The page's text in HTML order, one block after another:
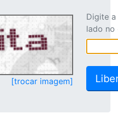
[trocar imagem]
Digite
lado no